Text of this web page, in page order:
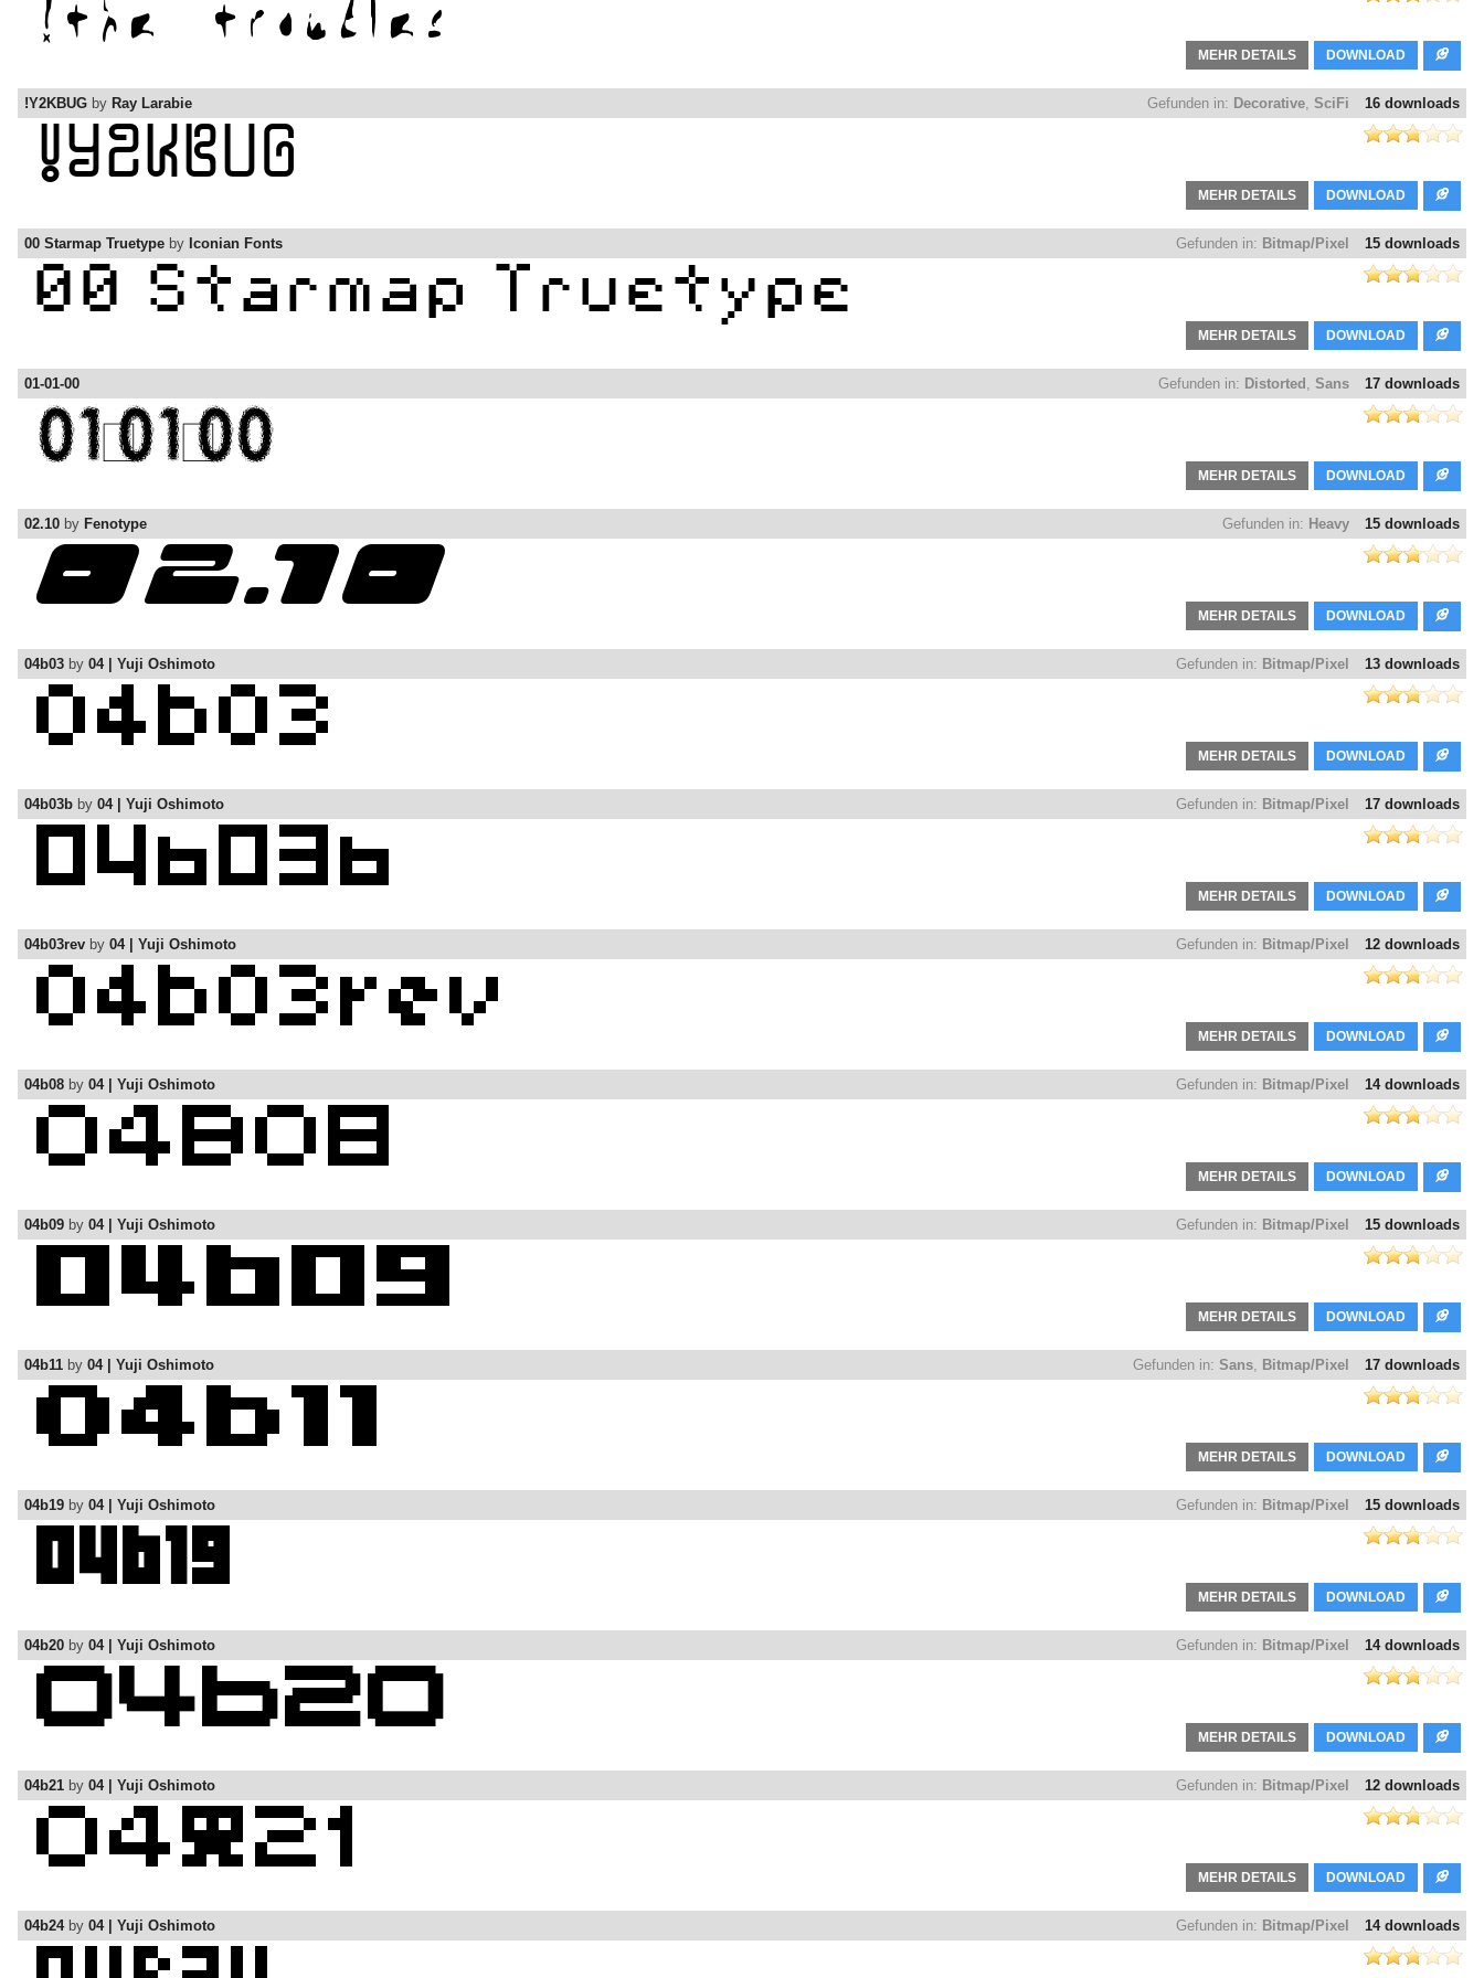
DOWNLOAD
MEHR DETAILS
16 downloads
Gefunden in: Decorative, SciFi
!Y2KBUG by Ray Larabie
DOWNLOAD
MEHR DETAILS
15 downloads
Gefunden in: Bitmap/Pixel
00 Starmap Truetype by Iconian Fonts
DOWNLOAD
MEHR DETAILS
17 downloads
Gefunden in: Distorted , Sans
01-01-00
DOWNLOAD
MEHR DETAILS
15 downloads
Gefunden in: Heavy
02.10 by Fenotype
DOWNLOAD
MEHR DETAILS
13 downloads
Gefunden in: Bitmap/Pixel
04b03 by 04 | Yuji Oshimoto
DOWNLOAD
MEHR DETAILS
17 downloads
Gefunden in: Bitmap/Pixel
04b03b by 04 | Yuji Oshimoto
DOWNLOAD
MEHR DETAILS
12 downloads
Gefunden in: Bitmap/Pixel
04b03rev by 04 | Yuji Oshimoto
DOWNLOAD
MEHR DETAILS
14 downloads
Gefunden in: Bitmap/Pixel
04b08 by 04 | Yuji Oshimoto
DOWNLOAD
MEHR DETAILS
15 downloads
Gefunden in: Bitmap/Pixel
04b09 by 04 | Yuji Oshimoto
DOWNLOAD
MEHR DETAILS
17 downloads
Gefunden in: Sans, Bitmap/Pixel
04b11 by 04 | Yuji Oshimoto
DOWNLOAD
MEHR DETAILS
15 downloads
Gefunden in: Bitmap/Pixel
04b19 by 04 | Yuji Oshimoto
DOWNLOAD
MEHR DETAILS
14 downloads
Gefunden in: Bitmap/Pixel
04b20 by 04 | Yuji Oshimoto
DOWNLOAD
MEHR DETAILS
12 downloads
Gefunden in: Bitmap/Pixel
04b21 by 04 | Yuji Oshimoto
DOWNLOAD
MEHR DETAILS
14 downloads
Gefunden in: Bitmap/Pixel
04b24by 04 | Yuji Oshimoto